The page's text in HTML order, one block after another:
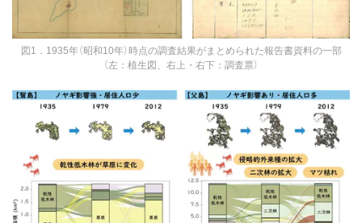
図1．1935年（昭和10年）時点の調査結果がまとめられた報告書資料の一部
（左：植生図、右上・右下：調査票）